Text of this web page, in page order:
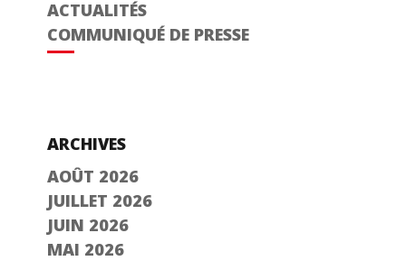
ACTUALITÉS
COMMUNIQUÉ DE PRESSE
ARCHIVES
AOÛT 2026
JUILLET 2026
JUIN 2026
MAI 2026